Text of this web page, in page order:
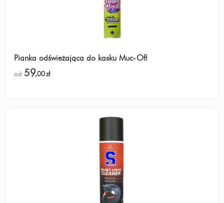
Pianka odświeżająca do kasku Muc-Off
od 59,00zł